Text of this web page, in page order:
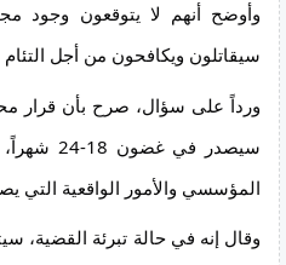
وأوضح أنهم لا يتوقعون وجود
سيقاتلون ويكافحون من أجل التئام
ورداً على سؤال، صرح بأن قرار
سيصدر
المؤسسي والأمور الواقعية التي
وقال إنه في حالة تبرئة القضية،